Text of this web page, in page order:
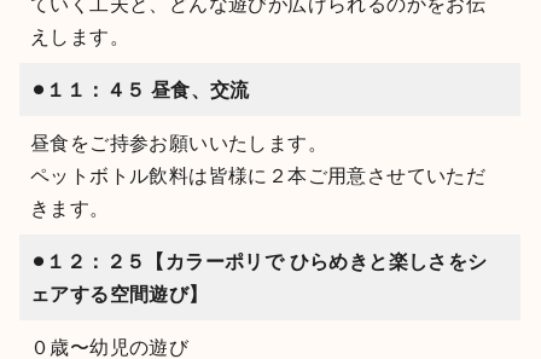
ていく工夫と、どんな遊びが広げられるのかをお伝
えします。
⚫︎１１：４５ 昼食、交流
昼食をご持参お願いいたします。
ペットボトル飲料は皆様に２本ご用意させていただ
きます。
⚫︎１２：２５
【カラーポリで ひらめきと楽しさをシ
ェアする空間遊び】
０歳〜幼児の遊び